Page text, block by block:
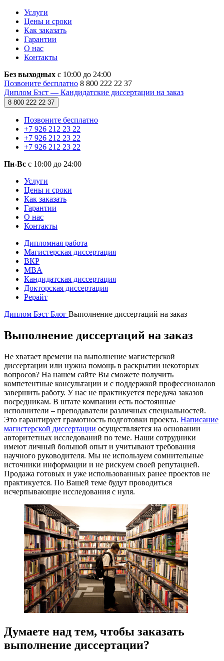
Услуги
Цены и сроки
Как заказать
Гарантии
О нас
Контакты
Без выходных с 10:00 до 24:00
Позвоните бесплатно 8 800 222 22 37
Диплом Бэст — Кандидатские диссертации на заказ
8 800 222 22 37
Позвоните бесплатно
+7 926 212 23 22
+7 926 212 23 22
+7 926 212 23 22
Пн-Вс с 10:00 до 24:00
Услуги
Цены и сроки
Как заказать
Гарантии
О нас
Контакты
Дипломная работа
Магистерская диссертация
ВКР
MBA
Кандидатская диссертация
Докторская диссертация
Рерайт
Диплом Бэст Блог Выполнение диссертаций на заказ
Выполнение диссертаций на заказ
Не хватает времени на выполнение магистерской
диссертации или нужна помощь в раскрытии некоторых
вопросов? На нашем сайте Вы сможете получить
компетентные консультации и с поддержкой профессионалов
завершить работу. У нас не практикуется передача заказов
посредникам. В штате компании есть постоянные
исполнители – преподаватели различных специальностей.
Это гарантирует грамотность подготовки проекта. Написание
магистерской диссертации осуществляется на основании
авторитетных исследований по теме. Наши сотрудники
имеют личный большой опыт и учитывают требования
научного руководителя. Мы не используем сомнительные
источники информации и не рискуем своей репутацией.
Продажа готовых и уже использованных ранее проектов не
практикуется. По Вашей теме будут проводиться
исчерпывающие исследования с нуля.
Думаете над тем, чтобы заказать
выполнение диссертации?